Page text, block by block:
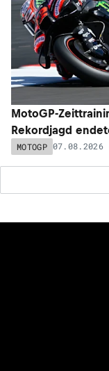
MotoGP-
Rekordjagd
MOTOGP